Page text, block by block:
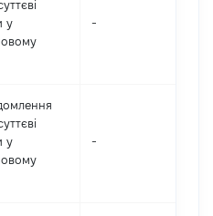
y
-
y
-